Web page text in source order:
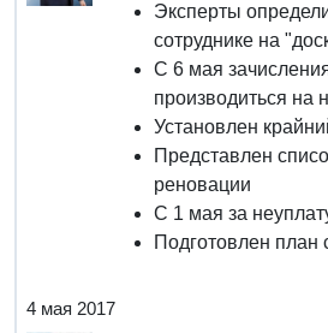
Эксперты
сотруднике на
С 6 мая
производиться на
Установлен
Представлен
реновации
С 1 мая за
Подготовлен план
4 мая 2017